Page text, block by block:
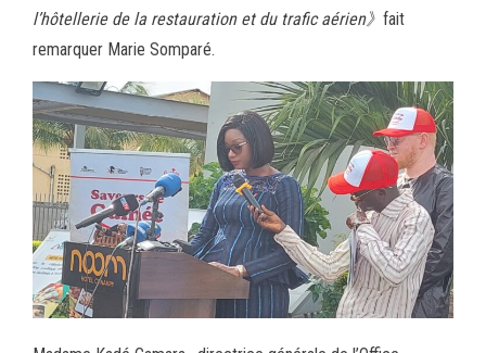
l’hôtellerie de la restauration et du trafic aérien》 fait
remarquer Marie Somparé.